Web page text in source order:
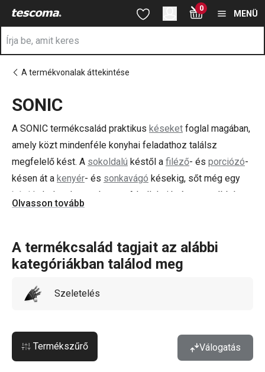
Ugrás a fő tartalomhoz
Ugrás a kereséshez
Ugrás a navigációhoz 0
MENÜ
A termékvonalak áttekintése
SONIC
A SONIC termékcsalád praktikus késeket foglal magában,
amely közt mindenféle konyhai feladathoz találsz
megfelelő kést. A sokoldalú késtől a filéző- és porciózó-
késen át a kenyér- és sonkavágó késekig, sőt még egy
bárd is helyet kapott benne. A kollekció része továbbá a
kényelmesen használható
aki jól használható késeket és vágóeszközöket szeretne
a konyhájába.
Olvasson tovább
A termékcsalád tagjait az alábbi
kategóriákban találod meg
Szeletelés
Termékszűrő Válogatás